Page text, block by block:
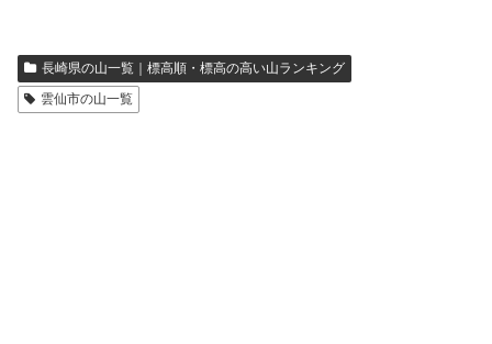
長崎県の山一覧｜標高順・標高の高い山ランキング
雲仙市の山一覧